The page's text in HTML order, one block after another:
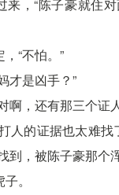
来，“陈子豪就住
“不怕。”
才是凶手？”
啊，还有那三个证
人的证据也太难找
到，被陈子豪那个
。